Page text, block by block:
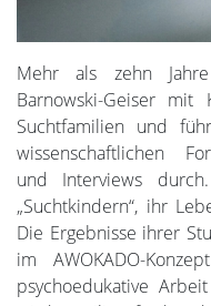
Mehr als zehn
Barnowski-Geiser mit
Suchtfamilien und
wissenschaftlichen
und Interviews
„Suchtkindern“, ihr
Die Ergebnisse ihrer
im AWOKADO-
psychoedukative